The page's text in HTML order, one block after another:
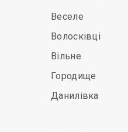
Веселе
Волосківці
Вільне
Городище
Данилівка